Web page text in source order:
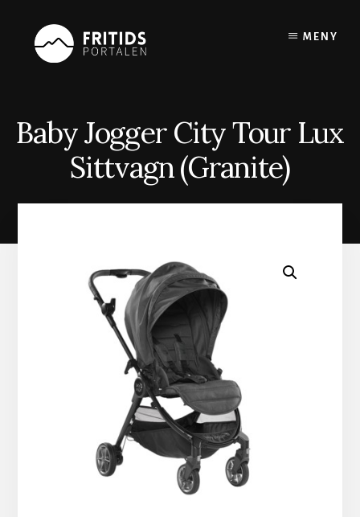
content
MENY
Baby Jogger City Tour Lux
Sittvagn (Granite)